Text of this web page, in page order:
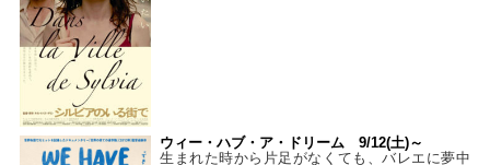
ウィー・ハブ・ア・ドリーム 9/12(土)～
生まれた時から片足がなくても、バレエに夢中